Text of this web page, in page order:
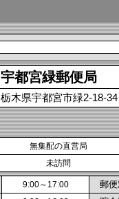
宇都宮緑郵便局
栃木県宇都宮市緑2-18-34
無集配の直営局
未訪問
9:00～17:00 郵